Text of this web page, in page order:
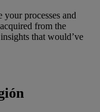
your processes and
from the
that would’ve